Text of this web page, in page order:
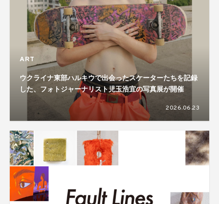
ART
ウクライナ東部ハルキウで出会ったスケーターたちを記録
した、フォトジャーナリスト児玉浩宜の写真展が開催
2026.06.23